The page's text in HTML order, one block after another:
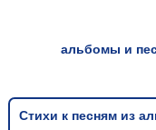
альбомы и
Стихи к песням из